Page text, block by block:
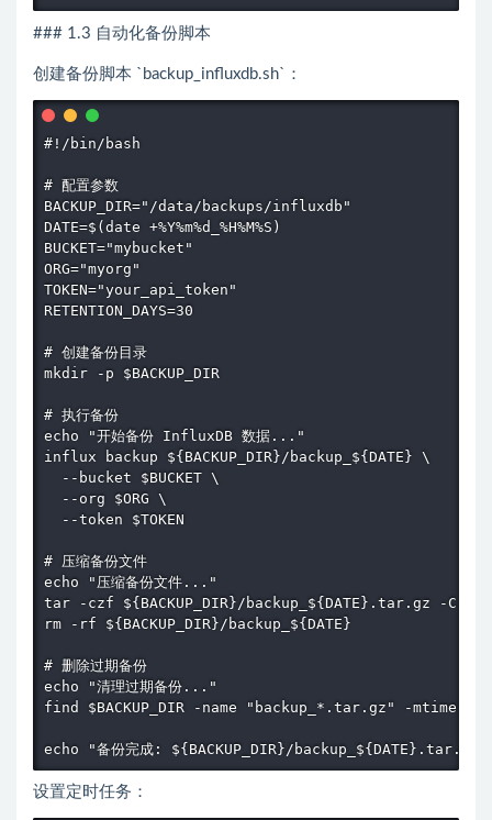
### 1.3 自动化备份脚本
创建备份脚本 `backup_influxdb.sh`：
#!/bin/bash
# 配置参数
BACKUP_DIR="/data/backups/influxdb"
DATE=$(date +%Y%m%d_%H%M%S)
BUCKET="mybucket"
ORG="myorg"
TOKEN="your_api_token"
RETENTION_DAYS=30
# 创建备份目录
mkdir -p $BACKUP_DIR
# 执行备份
echo "开始备份 InfluxDB 数据..."
influx backup ${BACKUP_DIR}/backup_${DATE} \
  --bucket $BUCKET \
  --org $ORG \
  --token $TOKEN
# 压缩备份文件
echo "压缩备份文件..."
tar -czf ${BACKUP_DIR}/backup_${DATE}.tar.gz -C
rm -rf ${BACKUP_DIR}/backup_${DATE}
# 删除过期备份
echo "清理过期备份..."
find $BACKUP_DIR -name "backup_*.tar.gz" -mtime
echo "备份完成: ${BACKUP_DIR}/backup_${DATE}.tar.gz"
设置定时任务：